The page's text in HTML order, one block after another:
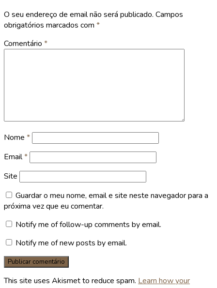
O seu endereço de email não será publicado. Campos
obrigatórios marcados com *
Comentário *
Nome *
Email*
Site
Guardar o meu nome, email e site neste navegador para a
próxima vez que eu comentar.
Notify me of follow-up comments by email.
Notify me of new posts by email.
This site uses Akismet to reduce spam. Learn how your